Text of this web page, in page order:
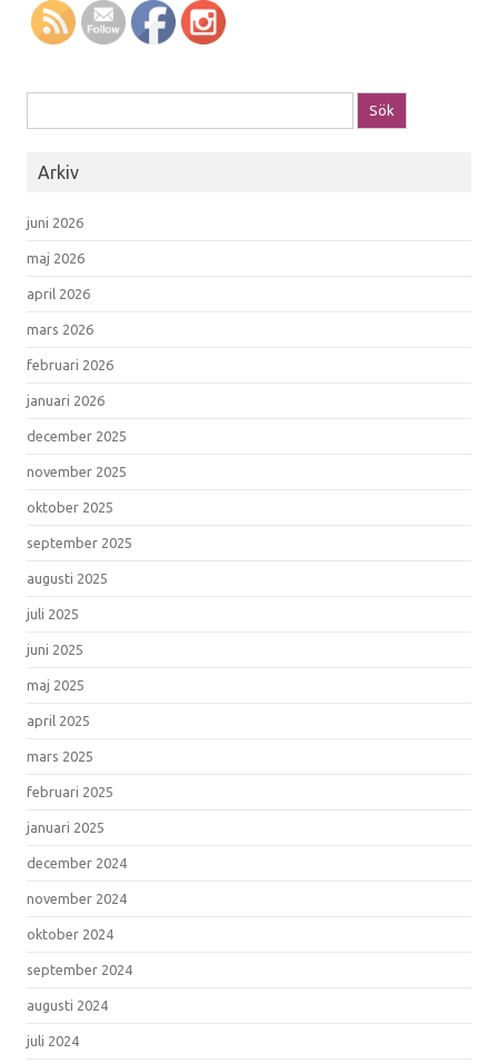
Arkiv
juni 2026
maj 2026
april 2026
mars 2026
februari 2026
januari 2026
december 2025
november 2025
oktober 2025
september 2025
augusti 2025
juli 2025
juni 2025
maj 2025
april 2025
mars 2025
februari 2025
januari 2025
december 2024
november 2024
oktober 2024
september 2024
augusti 2024
juli 2024